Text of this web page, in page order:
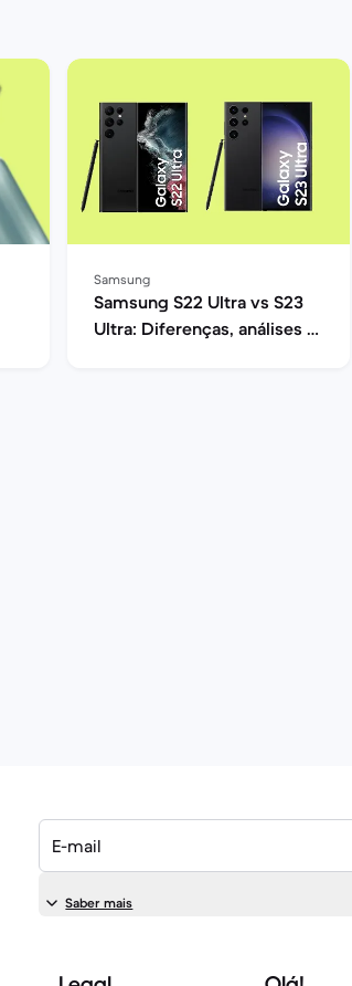
Samsung
Samsung S22 Ultra vs S23
Ultra: Diferenças, análises e
E-mail
Saber mais